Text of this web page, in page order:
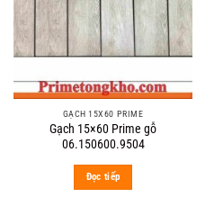
GẠCH 15X60 PRIME
Gạch 15×60 Prime gỗ
06.150600.9504
Đọc tiếp